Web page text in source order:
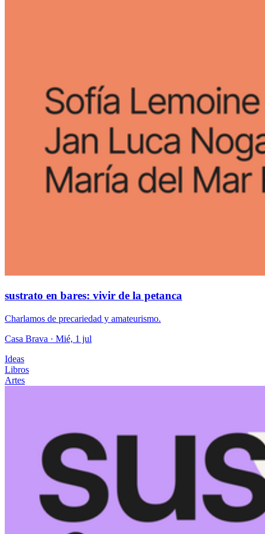
sustrato en bares: vivir de la petanca
Charlamos de precariedad y amateurismo.
Casa Brava · Mié, 1 jul
Ideas
Libros
Artes